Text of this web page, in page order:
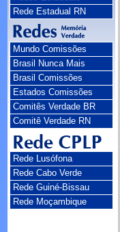
Rede Estadual RN
Mundo Comissões
Brasil Nunca Mais
Brasil Comissões
Estados Comissões
Comitês Verdade BR
Comitê Verdade RN
Rede Lusófona
Rede Cabo Verde
Rede Guiné-Bissau
Rede Moçambique